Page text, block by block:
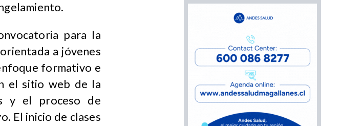
para la
a jóvenes
formativo e
el sitio web de la
y el proceso de
El inicio de clases